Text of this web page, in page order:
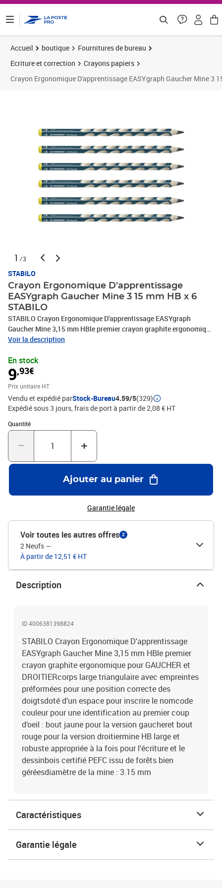
Accueil boutique
Fournitures de bureau
Ecriture et correction
Crayons papiers
Crayon Ergonomique D'apprentissage EASYgraph Gaucher Mine 3
1 /3
STABILO
Crayon Ergonomique D'apprentissage
EASYgraph Gaucher Mine 3 15 mm HB x 6
STABILO
STABILO Crayon Ergonomique D'apprentissage EASYgraph
Gaucher Mine 3,15 mm HBle premier crayon graphite ergonomique
pour GAUCHER et DROITIERcorps large triangulaire avec
d’un espace pour inscrire le nomcode couleur pour une
identification au premier coup d’oeil : bout jaune pour la version
gaucheret bout rouge pour la version droitiermine HB large et
robuste appropriée à la fois pour l’écriture et le dessinbois certifié
PEFC issu de forêts bien géréesdiamètre de la mine : 3.15 mm
Voir la description
En stock
9,93€
Prix unitaire HT
Vendu et expédié parStock-Bureau4.59/5(329)
Expédié sous 3 jours, frais de port à partir de 2,08 € HT
Quantité
Quantité : 1
Ajouter au panier
Garantie légale
Voir toutes les autres offres 2
2 Neufs —
À partir de 12,51 € HT
Description
ID 4006381398824
STABILO Crayon Ergonomique D'apprentissage
EASYgraph Gaucher Mine 3,15 mm HBle premier
crayon graphite ergonomique pour GAUCHER et
DROITIERcorps large triangulaire avec empreintes
préformées pour une position correcte des
doigtsdoté d’un espace pour inscrire le nomcode
couleur pour une identification au premier coup
d’oeil : bout jaune pour la version gaucheret bout
rouge pour la version droitiermine HB large et
robuste appropriée à la fois pour l’écriture et le
dessinbois certifié PEFC issu de forêts bien
géréesdiamètre de la mine : 3.15 mm
Caractéristiques
Garantie légale